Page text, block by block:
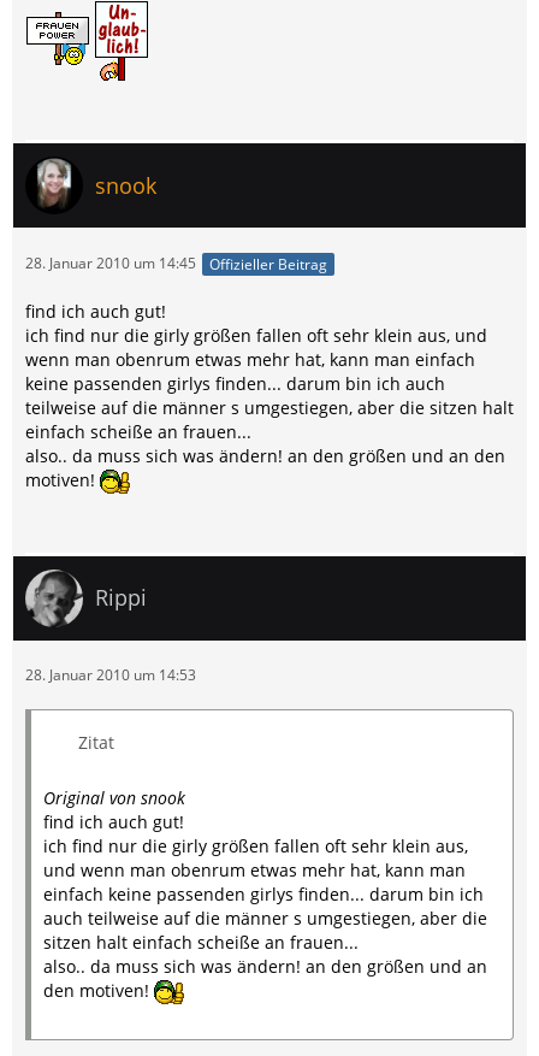
snook
28. Januar 2010 um 14:45 Offizieller Beitrag
find ich auch gut!
ich find nur die girly größen fallen oft sehr klein aus, und
wenn man obenrum etwas mehr hat, kann man einfach
keine passenden girlys finden... darum bin ich auch
teilweise auf die männer s umgestiegen, aber die sitzen halt
einfach scheiße an frauen...
also.. da muss sich was ändern! an den größen und an den
motiven!
Rippi
28. Januar 2010 um 14:53
Zitat
Original von snook
find ich auch gut!
ich find nur die girly größen fallen oft sehr klein aus,
und wenn man obenrum etwas mehr hat, kann man
einfach keine passenden girlys finden... darum bin ich
auch teilweise auf die männer s umgestiegen, aber die
sitzen halt einfach scheiße an frauen...
also.. da muss sich was ändern! an den größen und an
den motiven!